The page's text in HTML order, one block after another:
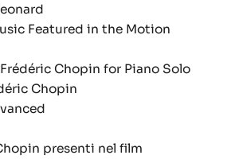
Featured in the Motion
Chopin for Piano Solo
Chopin
presenti nel film